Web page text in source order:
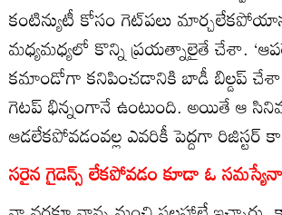
కంటిన్యుటీ కోసం గెట్‌పలు
మధ్యమధ్యలో కొన్ని ప్రయత్నాలైతే చేశా.
కమాండోగా కనిపించడానికి బాడీ బిల్డప్‌
గెటప్‌ భిన్నంగానే ఉంటుంది. అయితే ఆ
ఆడలేకపోవడంవల్ల ఎవరికీ పెద్దగా రిజిస్టర్‌
సరైన గైడెన్స్‌ లేకపోవడం కూడా ఓ